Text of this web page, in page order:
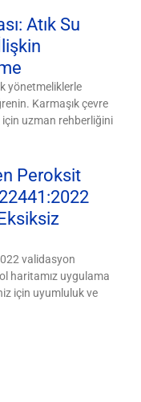
Atık Su
yönetmeliklerle
Karmaşık çevre
için uzman rehberliğini
Peroksit
validasyon
haritamız uygulama
için uyumluluk ve